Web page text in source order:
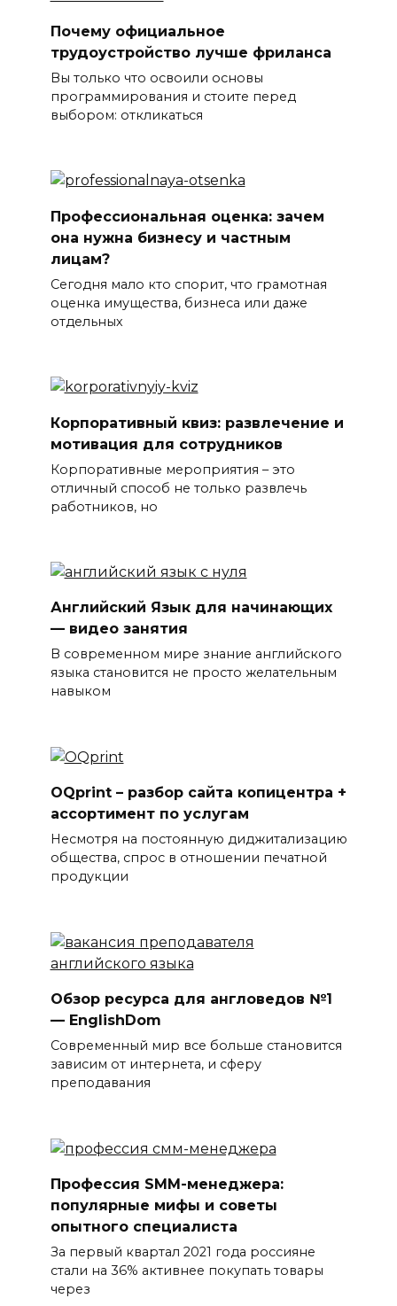
Почему официальное
трудоустройство лучше фриланса
Вы только что освоили основы
программирования и стоите перед
выбором: откликаться
Профессиональная оценка: зачем
она нужна бизнесу и частным
лицам?
Сегодня мало кто спорит, что грамотная
оценка имущества, бизнеса или даже
отдельных
Корпоративный квиз: развлечение и
мотивация для сотрудников
Корпоративные мероприятия – это
отличный способ не только развлечь
работников, но
Английский Язык для начинающих
— видео занятия
В современном мире знание английского
языка становится не просто желательным
навыком
OQprint – разбор сайта копицентра +
ассортимент по услугам
Несмотря на постоянную диджитализацию
общества, спрос в отношении печатной
продукции
Обзор ресурса для англоведов №1
— EnglishDom
Современный мир все больше становится
зависим от интернета, и сферу
преподавания
Профессия SMM-менеджера:
популярные мифы и советы
опытного специалиста
За первый квартал 2021 года россияне
стали на 36% активнее покупать товары
через